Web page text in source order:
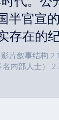
半官宣
存在的
影片叙事结构
内部人士）